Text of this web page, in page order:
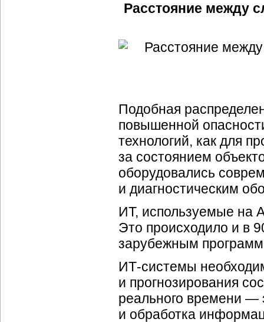
Расстояние между
Подобная
повышенной
технологий, как для
за состоянием
оборудовались
и диагностическим
ИТ, используемые на
Это происходило и в
зарубежным
ИТ-системы
и прогнозирования
реального времени —
и обработка